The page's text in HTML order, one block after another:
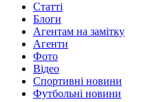
Статті
Блоги
Агентам на замітку
Агенти
Фото
Відео
Спортивні новини
Футбольні новини